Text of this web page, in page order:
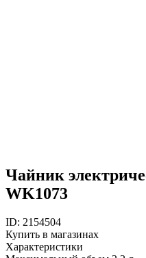
Чайник
WK1073
ID: 2154504
Купить в магазинах
Характеристики